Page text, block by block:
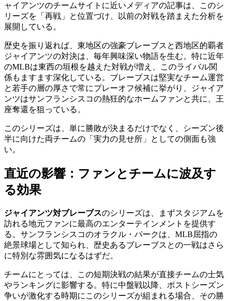
ャイアンツのチームサイトに近いメディアの記事は、このシ
リーズを「再戦」と位置づけ、以前の対戦を踏まえた分析を
展開している。
歴史を振り返れば、東地区の強豪ブレーブスと西地区的覇者
ジャイアンツの対決は、毎年興味深い物語を生む。特に近年
のMLBは東西の垣根を越えた対戦が増え、このライバル関
係もますます深化している。ブレーブスは堅実なチーム運営
と若手の層の厚さで常にプレーオフ候補に挙がり、ジャイア
ンツはサンフランシスコの熱狂的なホームファンと共に、王
座奪還を狙っている。
このシリーズは、単に勝敗が決まるだけでなく、シーズン後
半に向けた両チームの「実力の見せ所」としての側面も強
い。
直近の影響：ファンとチームに波及す
る効果
ジャイアンツ対ブレーブスのシリーズは、まずスタジアムを
訪れる地元ファンに最高のエンターテインメントを提供す
る。サンフランシスコのオラクル・パークは、MLB屈指の
絶景球場として知られ、歴史あるブレーブスとの一戦はさら
に特別な雰囲気になるはずだ。
チームにとっては、この短期決戦の結果が直接チームの士気
やランキングに影響する。特に中盤戦以降、ポストシーズン
争いが激化する時期にこのシリーズが組まれる場合、その勝